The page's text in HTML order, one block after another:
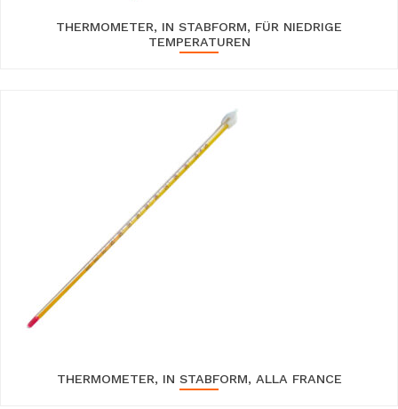
THERMOMETER, IN STABFORM, FÜR NIEDRIGE
TEMPERATUREN
THERMOMETER, IN STABFORM, ALLA FRANCE